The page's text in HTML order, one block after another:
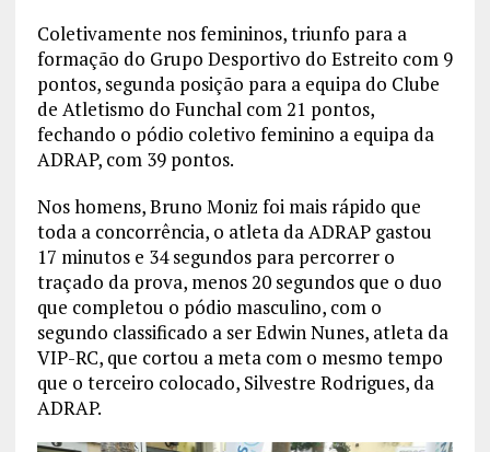
Coletivamente nos femininos, triunfo para a
formação do Grupo Desportivo do Estreito com 9
pontos, segunda posição para a equipa do Clube
de Atletismo do Funchal com 21 pontos,
fechando o pódio coletivo feminino a equipa da
ADRAP, com 39 pontos.
Nos homens, Bruno Moniz foi mais rápido que
toda a concorrência, o atleta da ADRAP gastou
17 minutos e 34 segundos para percorrer o
traçado da prova, menos 20 segundos que o duo
que completou o pódio masculino, com o
segundo classificado a ser Edwin Nunes, atleta da
VIP-RC, que cortou a meta com o mesmo tempo
que o terceiro colocado, Silvestre Rodrigues, da
ADRAP.